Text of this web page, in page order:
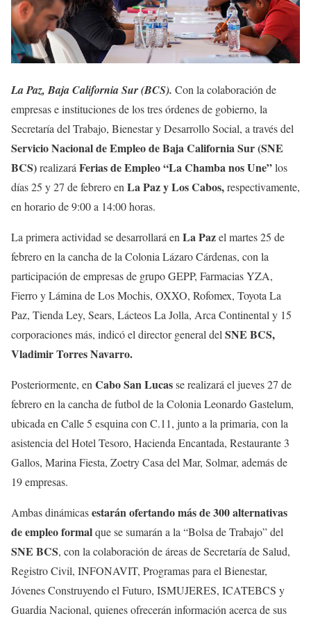
La Paz, Baja California Sur (BCS). Con la colaboración de
empresas e instituciones de los tres órdenes de gobierno, la
Secretaría del Trabajo, Bienestar y Desarrollo Social, a través del
Servicio Nacional de Empleo de Baja California Sur (SNE
BCS)realizaráFerias de Empleo “La Chamba nos Une”los
días 25 y 27 de febrero enLa Paz y Los Cabos,respectivamente,
en horario de 9:00 a 14:00 horas.
La primera actividad se desarrollará enLa Pazel martes 25 de
febrero en la cancha de la Colonia Lázaro Cárdenas, con la
participación de empresas de grupo GEPP, Farmacias YZA,
Fierro y Lámina de Los Mochis, OXXO, Rofomex, Toyota La
Paz, Tienda Ley, Sears, Lácteos La Jolla, Arca Continental y 15
corporaciones más, indicó el director general delSNE BCS,
Vladimir Torres Navarro.
Posteriormente, enCabo San Lucasse realizará el jueves 27 de
febrero en la cancha de futbol de la Colonia Leonardo Gastelum,
ubicada en Calle 5 esquina con C.11, junto a la primaria, con la
asistencia del Hotel Tesoro, Hacienda Encantada, Restaurante 3
Gallos, Marina Fiesta, Zoetry Casa del Mar, Solmar, además de
19 empresas.
Ambas dinámicasestarán ofertando más de 300 alternativas
de empleo formalque se sumarán a la “Bolsa de Trabajo” del
SNE BCS, con la colaboración de áreas de Secretaría de Salud,
Registro Civil, INFONAVIT, Programas para el Bienestar,
Jóvenes Construyendo el Futuro, ISMUJERES, ICATEBCS y
Guardia Nacional, quienes ofrecerán información acerca de sus